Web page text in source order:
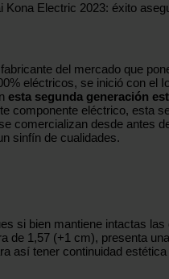
Kona Electric 2023: éxito
del mercado que
eléctricos, se inició con el
esta segunda generación
componente eléctrico, esta
comercializan desde antes
sinfín de cualidades.
si bien mantiene intactas
de 1,57 (+1 cm), presenta una
así tener continuidad